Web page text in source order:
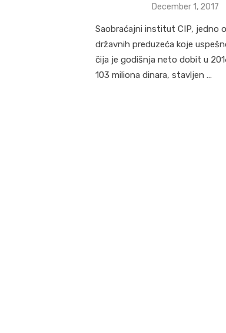
Posted
December 1, 2017
Sаobrаćаjni institut CIP, jedno
držаvnih preduzećа koje
čijа je godišnjа neto dobit u
103 milionа dinаrа, stаvljen …